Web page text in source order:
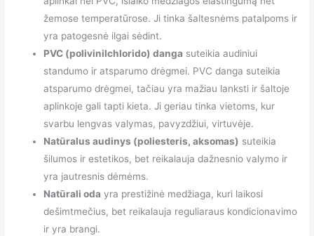
žemose temperatūrose. Ji tinka šaltesnėms patalpoms ir
yra patogesnė ilgai sėdint.
PVC (polivinilchlorido) danga suteikia audiniui
standumo ir atsparumo drėgmei. PVC danga suteikia
atsparumo drėgmei, tačiau yra mažiau lanksti ir šaltoje
aplinkoje gali tapti kieta. Ji geriau tinka vietoms, kur
svarbu lengvas valymas, pavyzdžiui, virtuvėje.
Natūralus audinys (poliesteris, aksomas) suteikia
šilumos ir estetikos, bet reikalauja dažnesnio valymo ir
yra jautresnis dėmėms.
Natūrali oda yra prestižinė medžiaga, kuri laikosi
dešimtmečius, bet reikalauja reguliaraus kondicionavimo
ir yra brangi.